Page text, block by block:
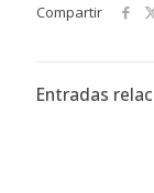
Compartir
Entradas